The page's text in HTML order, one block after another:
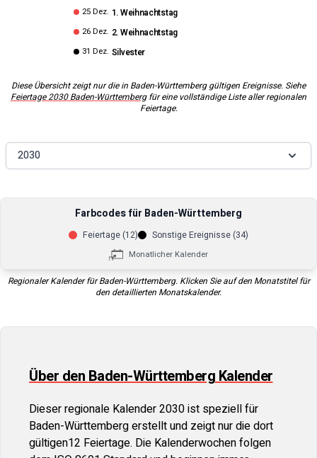
25 Dez. 1. Weihnachtstag
26 Dez. 2. Weihnachtstag
31 Dez. Silvester
Diese Übersicht zeigt nur die in Baden-Württemberggültigen Ereignisse. Siehe
Feiertage2030 Baden-Württembergfür eine vollständige Liste aller regionalen
Feiertage.
2030
Farbcodes für Baden-Württemberg
Feiertage (12) Sonstige Ereignisse (34)
Monatlicher Kalender
Regionaler Kalender fürBaden-Württemberg. Klicken Sie auf den Monatstitel für
den detaillierten Monatskalender.
Über denBaden-WürttembergKalender
Dieser regionale Kalender2030ist speziell für
Baden-Württembergerstellt und zeigt nur die dort
gültigen12 Feiertage. Die Kalenderwochen folgen